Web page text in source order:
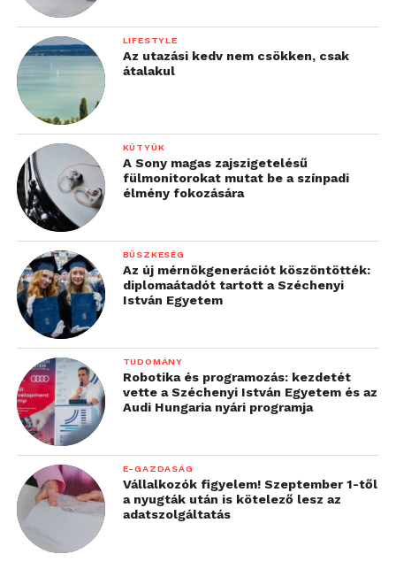
LIFESTYLE
Az utazási kedv nem csökken, csak
átalakul
KÜTYÜK
A Sony magas zajszigetelésű
fülmonitorokat mutat be a színpadi
élmény fokozására
BÜSZKESÉG
Az új mérnökgenerációt köszöntötték:
diplomaátadót tartott a Széchenyi
István Egyetem
TUDOMÁNY
Robotika és programozás: kezdetét
vette a Széchenyi István Egyetem és az
Audi Hungaria nyári programja
E-GAZDASÁG
Vállalkozók figyelem! Szeptember 1-től
a nyugták után is kötelező lesz az
adatszolgáltatás